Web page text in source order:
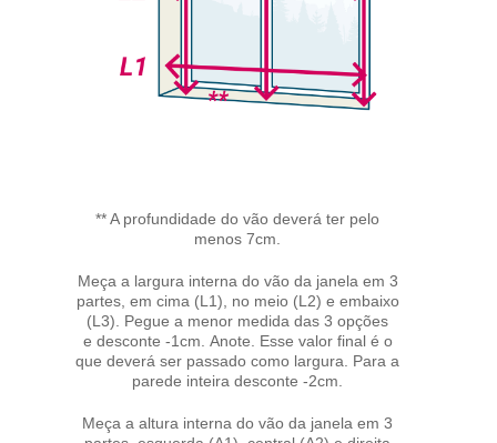
** A profundidade do vão deverá ter pelo
menos 7cm.
Meça a largura interna do vão da janela em 3
partes, em cima (L1), no meio (L2) e embaixo
(L3). Pegue a menor medida das 3 opções
e desconte -1cm. Anote. Esse valor final é o
que deverá ser passado como largura. Para a
parede inteira desconte -2cm.
Meça a altura interna do vão da janela em 3